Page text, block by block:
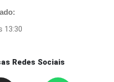
13:30
Redes Sociais